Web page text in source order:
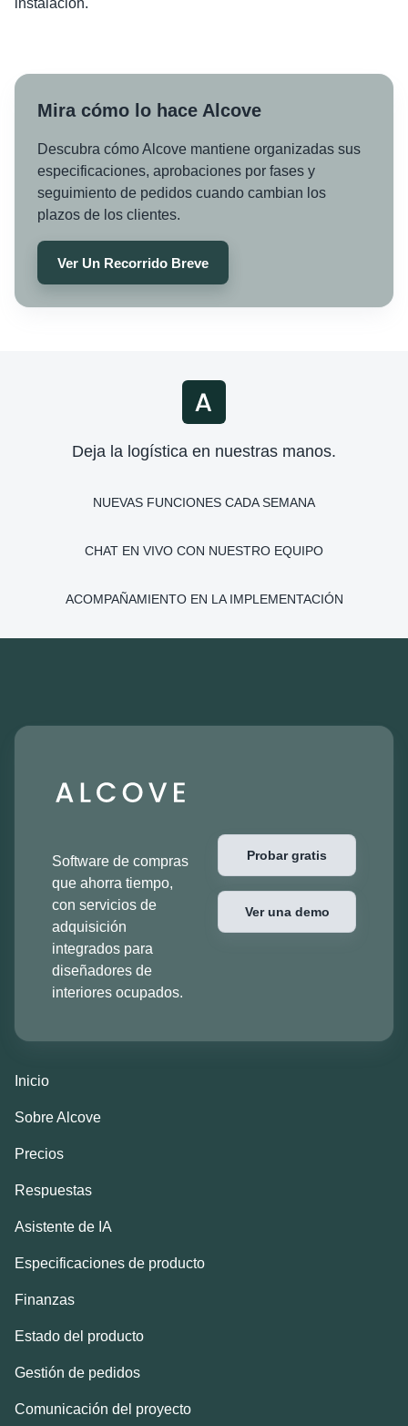
instalación.
Mira cómo lo hace Alcove
Descubra cómo Alcove mantiene organizadas sus
especificaciones, aprobaciones por fases y
seguimiento de pedidos cuando cambian los
plazos de los clientes.
Ver Un Recorrido Breve
Deja la logística en nuestras manos.
NUEVAS FUNCIONES CADA SEMANA
CHAT EN VIVO CON NUESTRO EQUIPO
ACOMPAÑAMIENTO EN LA IMPLEMENTACIÓN
Software de compras
que ahorra tiempo,
con servicios de
adquisición
integrados para
diseñadores de
interiores ocupados.
Probar gratis
Ver una demo
Inicio
Sobre Alcove
Precios
Respuestas
Asistente de IA
Especificaciones de producto
Finanzas
Estado del producto
Gestión de pedidos
Comunicación del proyecto